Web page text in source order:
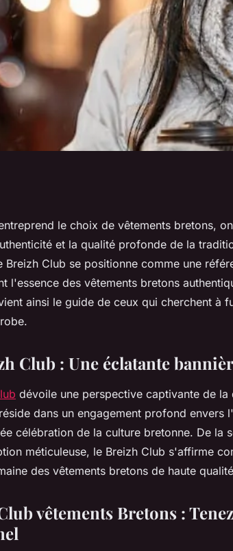
sur la
Bretons
le choix de vêtements bretons,
et la qualité profonde de la
Breizh Club se positionne comme une
l'essence des vêtements bretons
ainsi le guide de ceux qui cherchent à
Club : Une éclatante
dévoile une perspective captivante de
dans un engagement profond envers
célébration de la culture bretonne. De la
méticuleuse, le Breizh Club s'affirme
des vêtements bretons de haute
vêtements Bretons :